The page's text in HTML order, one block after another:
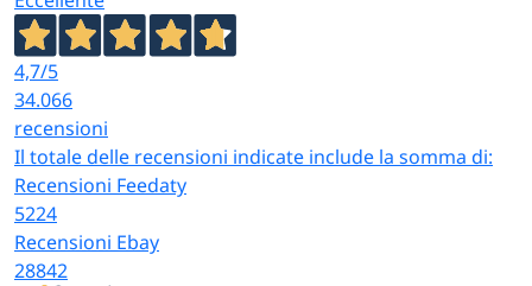
4,7/5
34.066
recensioni
Il totale delle recensioni indicate include la somma di:
Recensioni Feedaty
5224
Recensioni Ebay
28842